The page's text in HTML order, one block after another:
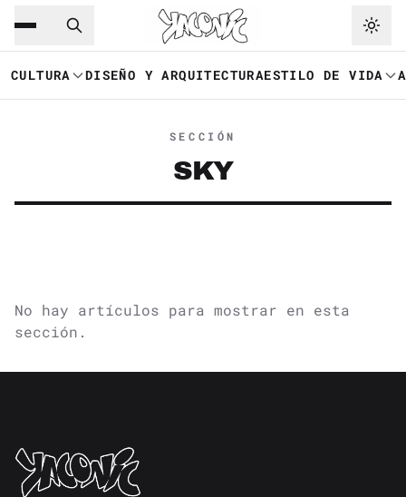
Saltar al contenido principal
CULTURA DISEÑO Y ARQUITECTURAESTILO DE VIDA
SECCIÓN
SKY
No hay artículos para mostrar en esta
sección.